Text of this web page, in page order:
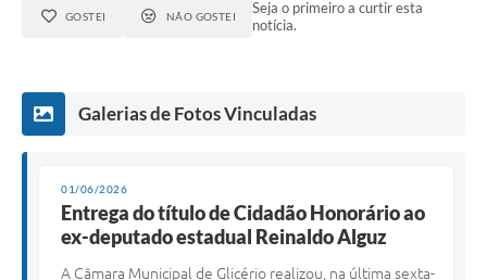
GOSTEI NÃO GOSTEI
Seja o primeiro a curtir esta
notícia.
Galerias de Fotos Vinculadas
01/06/2026
Entrega do título de Cidadão Honorário ao
ex-deputado estadual Reinaldo Alguz
A Câmara Municipal de Glicério realizou, na última sexta-